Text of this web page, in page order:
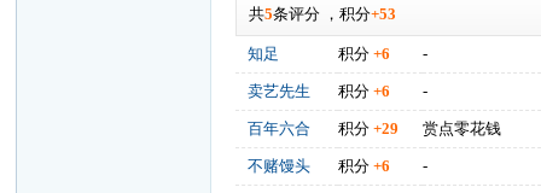
共5条评分 ，积分+53
知足 积分+6 -
卖艺先生 积分+6 -
百年六合 积分+29 赏点零花钱
不赌馒头 积分+6 -